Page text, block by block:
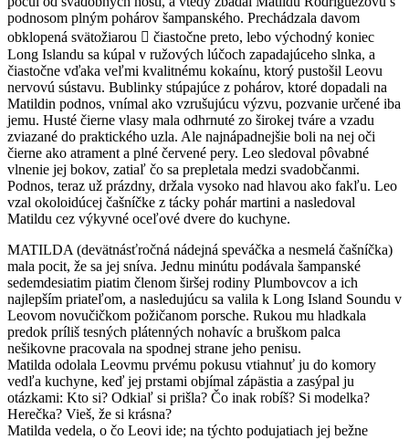
podnosom plným pohárov šampanského. Prechádzala davom
obklopená svätožiarou  čiastočne preto, lebo východný koniec
Long Islandu sa kúpal v ružových lúčoch zapadajúceho slnka, a
čiastočne vďaka veľmi kvalitnému kokaínu, ktorý pustošil Leovu
nervovú sústavu. Bublinky stúpajúce z pohárov, ktoré dopadali na
Matildin podnos, vnímal ako vzrušujúcu výzvu, pozvanie určené iba
jemu. Husté čierne vlasy mala odhrnuté zo širokej tváre a vzadu
zviazané do praktického uzla. Ale najnápadnejšie boli na nej oči
čierne ako atrament a plné červené pery. Leo sledoval pôvabné
vlnenie jej bokov, zatiaľ čo sa prepletala medzi svadobčanmi.
Podnos, teraz už prázdny, držala vysoko nad hlavou ako fakľu. Leo
vzal okoloidúcej čašníčke z tácky pohár martini a nasledoval
Matildu cez výkyvné oceľové dvere do kuchyne.
MATILDA (devätnásťročná nádejná speváčka a nesmelá čašníčka)
mala pocit, že sa jej sníva. Jednu minútu podávala šampanské
sedemdesiatim piatim členom širšej rodiny Plumbovcov a ich
najlepším priateľom, a nasledujúcu sa valila k Long Island Soundu v
Leovom novučičkom požičanom porsche. Rukou mu hladkala
predok príliš tesných plátenných nohavíc a bruškom palca
nešikovne pracovala na spodnej strane jeho penisu.
Matilda odolala Leovmu prvému pokusu vtiahnuť ju do komory
vedľa kuchyne, keď jej prstami objímal zápästia a zasýpal ju
otázkami: Kto si? Odkiaľ si prišla? Čo inak robíš? Si modelka?
Herečka? Vieš, že si krásna?
Matilda vedela, o čo Leovi ide; na týchto podujatiach jej bežne